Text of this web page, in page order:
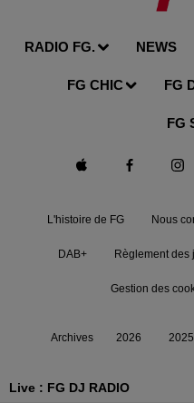
Live : FG DJ RADIO
RADIO FG. NEWS
FG CHIC FG
FG
L'histoire de FG Nous
DAB+ Règlement des
Gestion des
Archives 2026 2025